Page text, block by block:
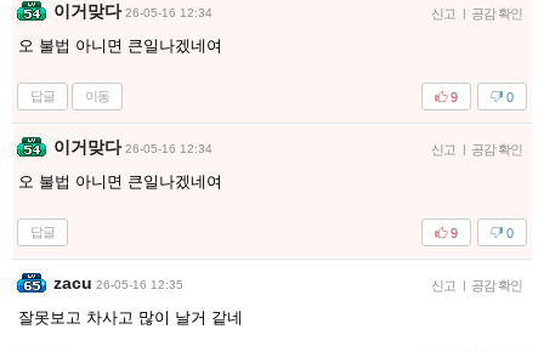
이거맞다 26-05-16 12:34 신고 공감 확인
오 불법 아니면 큰일나겠네여
답글 이동 0
9
이거맞다 26-05-16 12:34 신고 공감 확인
오 불법 아니면 큰일나겠네여
답글 0
9
zacu 26-05-16 12:35 신고 공감 확인
잘못보고 차사고 많이 날거 같네